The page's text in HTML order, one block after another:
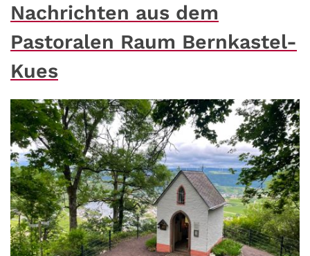
Nachrichten aus dem
Pastoralen Raum Bernkastel-
Kues